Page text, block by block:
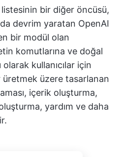
listesinin bir diğer öncüsü,
devrim yaratan OpenAI
bir modül olan
komutlarına ve doğal
kullanıcılar için
üretmek üzere tasarlanan
içerik oluşturma,
yardım ve daha